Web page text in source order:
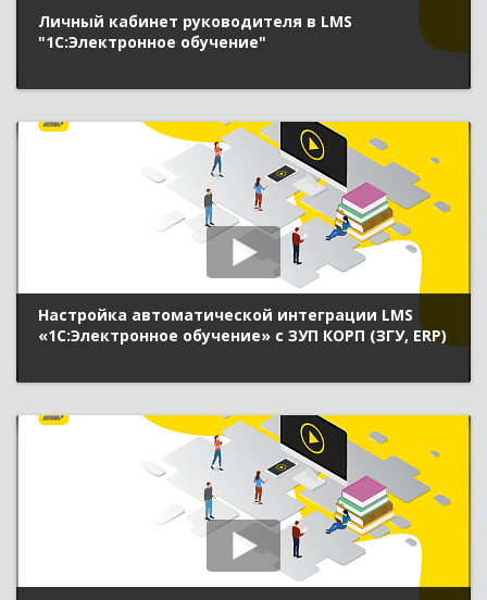
Личный кабинет руководителя в LMS
"1С:Электронное обучение"
Настройка автоматической интеграции LMS
«1С:Электронное обучение» с ЗУП КОРП (ЗГУ, ERP)